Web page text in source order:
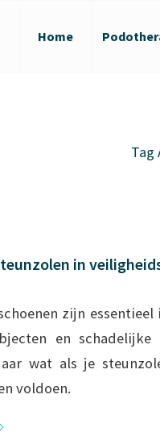
Home
Tag
in
zijn
en
wat als je
voldoen.